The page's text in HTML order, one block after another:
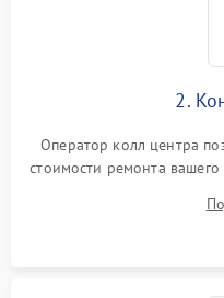
2.
Оператор колл центра
стоимости ремонта вашего